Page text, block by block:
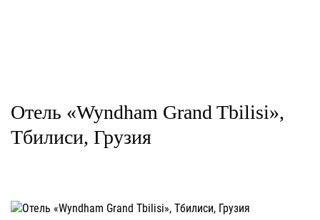
Отель «Wyndham Grand Tbilisi»,
Тбилиси, Грузия